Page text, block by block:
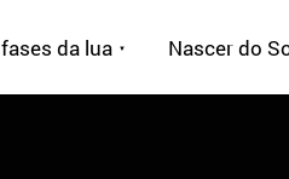
da lua Nascer do